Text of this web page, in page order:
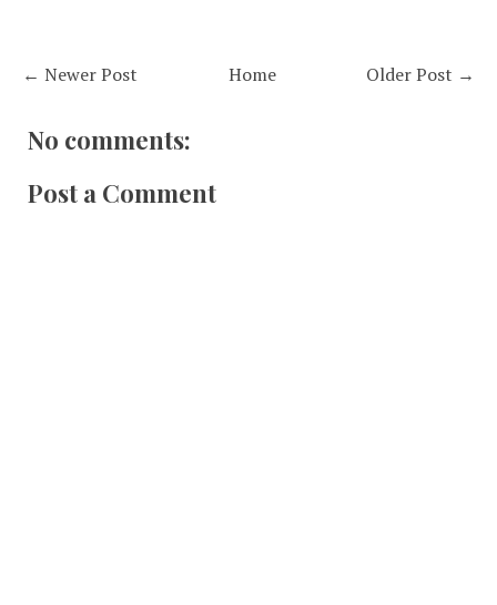
← Newer Post Older Post →
Home
No comments:
Post a Comment